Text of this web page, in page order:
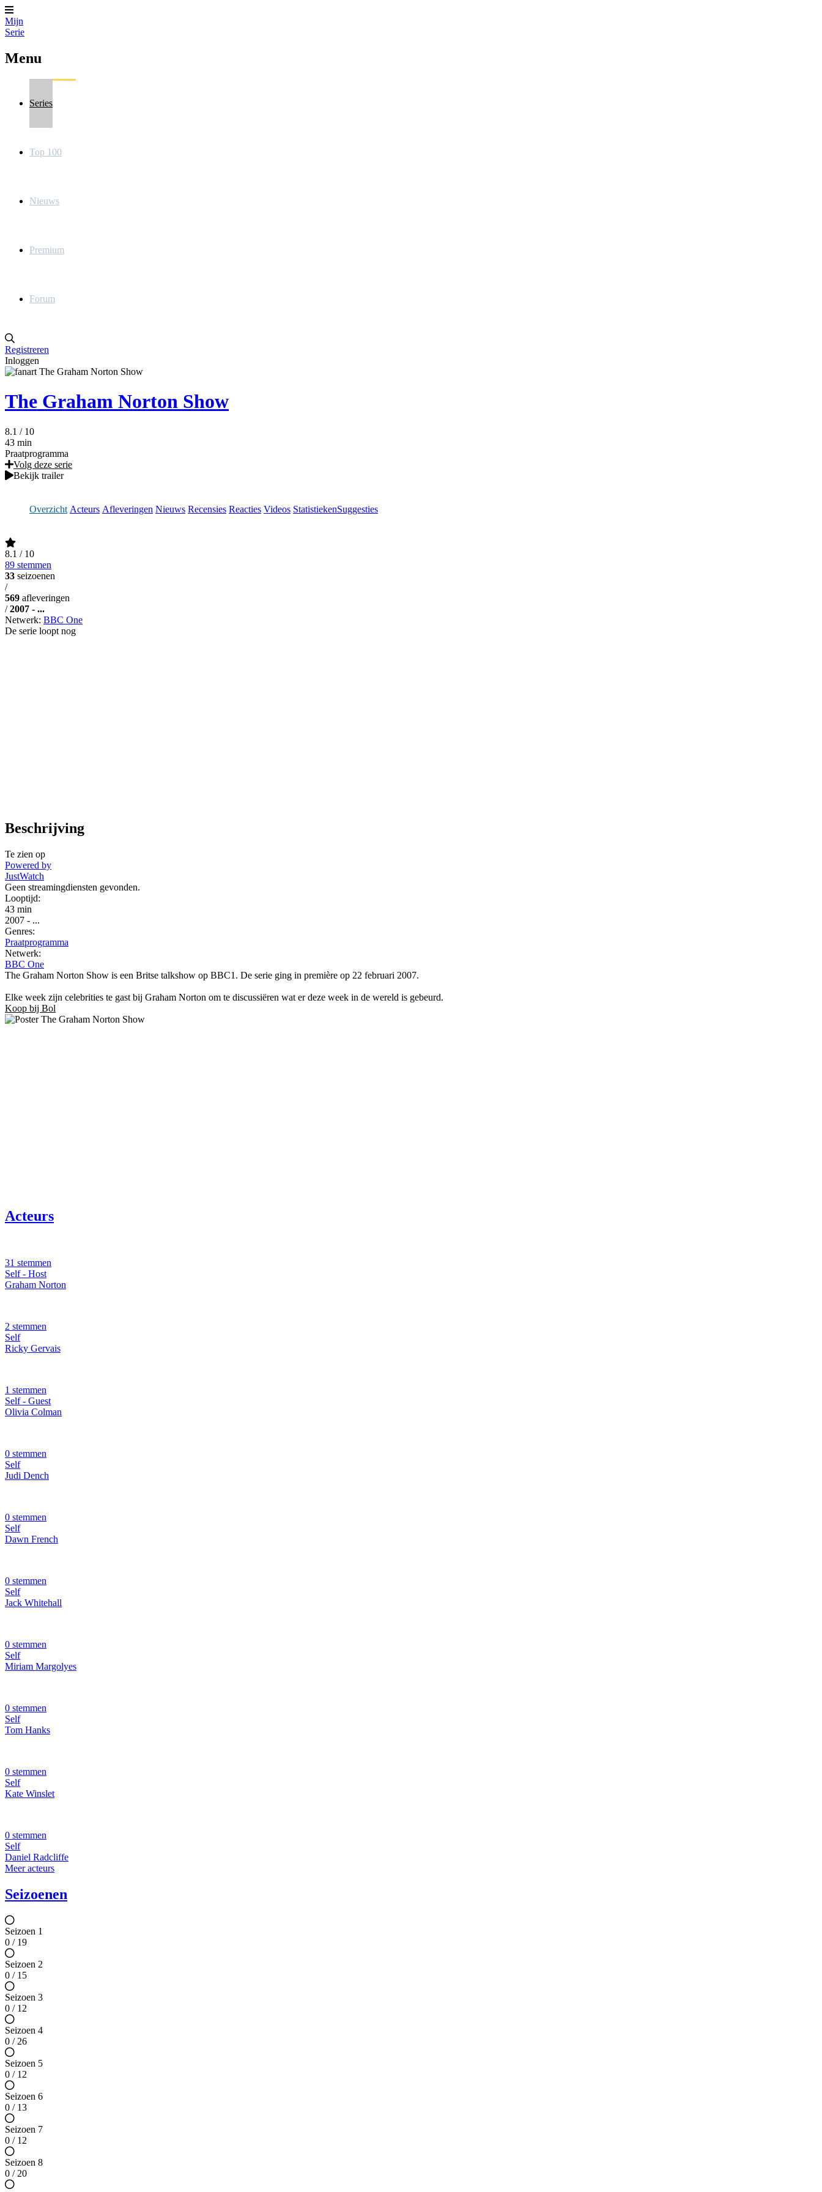
Mijn
Serie
Menu
Series
Top 100
Nieuws
Premium
Forum
Registreren
Inloggen
The Graham Norton Show
8.1 / 10
43 min
Praatprogramma
Volg deze serie
Bekijk trailer
Overzicht Acteurs Afleveringen Nieuws Recensies Reacties Videos StatistiekenSuggesties
8.1 / 10
89 stemmen
33 seizoenen
/
569 afleveringen
/ 2007 - ...
Netwerk: BBC One
De serie loopt nog
Beschrijving
Te zien op
Powered by
JustWatch
Geen streamingdiensten gevonden.
Looptijd:
43 min
2007 - ...
Genres:
Praatprogramma
Netwerk:
BBC One
The Graham Norton Show is een Britse talkshow op BBC1. De serie ging in première op 22 februari 2007.
Elke week zijn celebrities te gast bij Graham Norton om te discussiëren wat er deze week in de wereld is gebeurd.
Koop bij Bol
Acteurs
31 stemmen
Self - Host
Graham Norton
2 stemmen
Self
Ricky Gervais
1 stemmen
Self - Guest
Olivia Colman
0 stemmen
Self
Judi Dench
0 stemmen
Self
Dawn French
0 stemmen
Self
Jack Whitehall
0 stemmen
Self
Miriam Margolyes
0 stemmen
Self
Tom Hanks
0 stemmen
Self
Kate Winslet
0 stemmen
Self
Daniel Radcliffe
Meer acteurs
Seizoenen
Seizoen 1
0 / 19
Seizoen 2
0 / 15
Seizoen 3
0 / 12
Seizoen 4
0 / 26
Seizoen 5
0 / 12
Seizoen 6
0 / 13
Seizoen 7
0 / 12
Seizoen 8
0 / 20